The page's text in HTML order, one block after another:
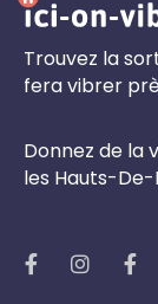
Trouvez la
fera vibrer
Donnez de la
les Hauts-